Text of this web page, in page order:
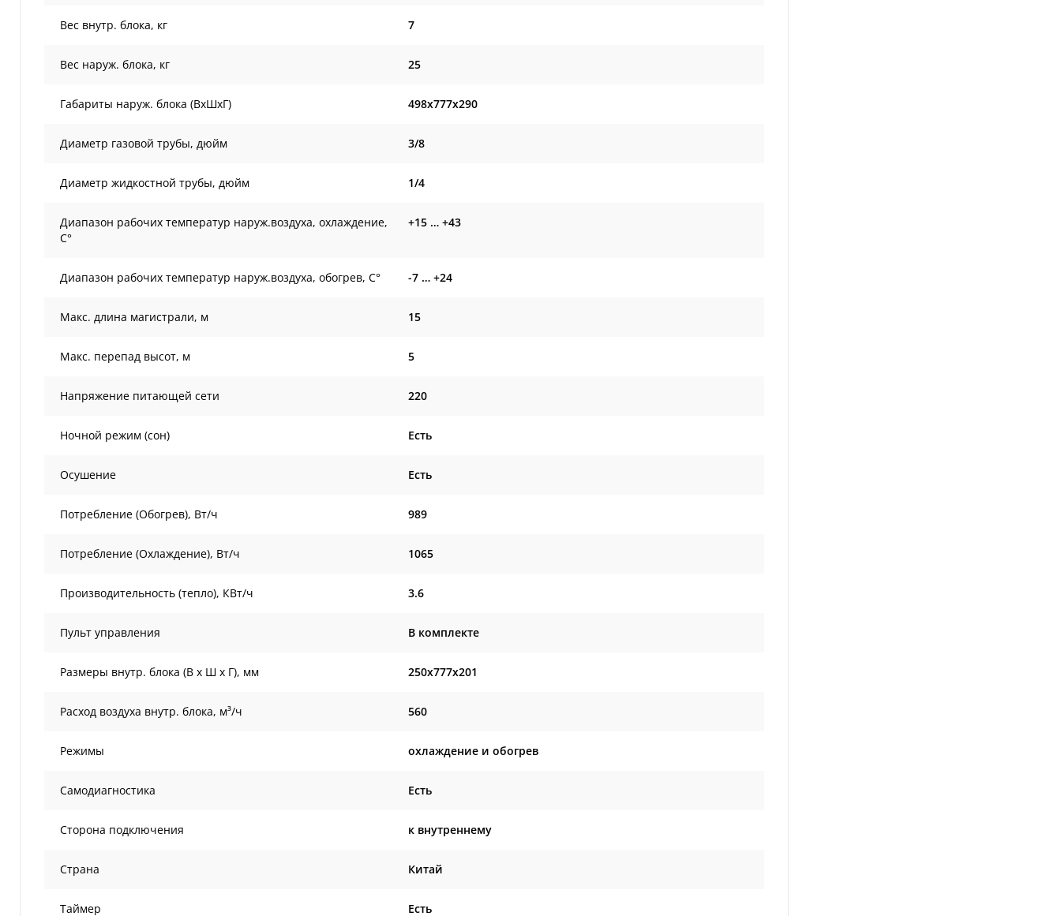
Вес внутр. блока, кг 7
Вес наруж. блока, кг 25
Габариты наруж. блока (ВxШxГ) 498x777x290
Диаметр газовой трубы, дюйм 3/8
Диаметр жидкостной трубы, дюйм 1/4
Диапазон рабочих температур наруж.воздуха, охлаждение,
С°
+15 … +43
Диапазон рабочих температур наруж.воздуха, обогрев, С° -7 … +24
Макс. длина магистрали, м 15
Макс. перепад высот, м 5
Напряжение питающей сети 220
Ночной режим (сон) Есть
Осушение Есть
Потребление (Обогрев), Вт/ч 989
Потребление (Охлаждение), Вт/ч 1065
Производительность (тепло), КВт/ч 3.6
Пульт управления В комплекте
Размеры внутр. блока (В х Ш х Г), мм 250x777x201
Расход воздуха внутр. блока, м³/ч 560
Режимы охлаждение и обогрев
Самодиагностика Есть
Сторона подключения к внутреннему
Страна Китай
Таймер Есть